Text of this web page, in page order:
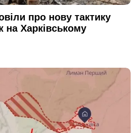
про нову тактику
на Харківському